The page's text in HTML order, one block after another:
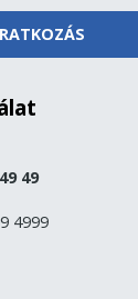
49
4999